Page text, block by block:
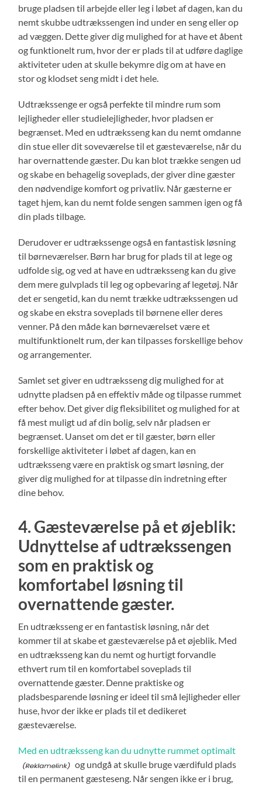
bruge pladsen til arbejde eller leg i løbet af dagen, kan du
nemt skubbe udtrækssengen ind under en seng eller op
ad væggen. Dette giver dig mulighed for at have et åbent
og funktionelt rum, hvor der er plads til at udføre daglige
aktiviteter uden at skulle bekymre dig om at have en
stor og klodset seng midt i det hele.
Udtrækssenge er også perfekte til mindre rum som
lejligheder eller studielejligheder, hvor pladsen er
begrænset. Med en udtræksseng kan du nemt omdanne
din stue eller dit soveværelse til et gæsteværelse, når du
har overnattende gæster. Du kan blot trække sengen ud
og skabe en behagelig soveplads, der giver dine gæster
den nødvendige komfort og privatliv. Når gæsterne er
taget hjem, kan du nemt folde sengen sammen igen og få
din plads tilbage.
Derudover er udtrækssenge også en fantastisk løsning
til børneværelser. Børn har brug for plads til at lege og
udfolde sig, og ved at have en udtræksseng kan du give
dem mere gulvplads til leg og opbevaring af legetøj. Når
det er sengetid, kan du nemt trække udtrækssengen ud
og skabe en ekstra soveplads til børnene eller deres
venner. På den måde kan børneværelset være et
multifunktionelt rum, der kan tilpasses forskellige behov
og arrangementer.
Samlet set giver en udtræksseng dig mulighed for at
udnytte pladsen på en effektiv måde og tilpasse rummet
efter behov. Det giver dig fleksibilitet og mulighed for at
få mest muligt ud af din bolig, selv når pladsen er
begrænset. Uanset om det er til gæster, børn eller
forskellige aktiviteter i løbet af dagen, kan en
udtræksseng være en praktisk og smart løsning, der
giver dig mulighed for at tilpasse din indretning efter
dine behov.
4. Gæsteværelse på et øjeblik:
Udnyttelse af udtrækssengen
som en praktisk og
komfortabel løsning til
overnattende gæster.
En udtræksseng er en fantastisk løsning, når det
kommer til at skabe et gæsteværelse på et øjeblik. Med
en udtræksseng kan du nemt og hurtigt forvandle
ethvert rum til en komfortabel soveplads til
overnattende gæster. Denne praktiske og
pladsbesparende løsning er ideel til små lejligheder eller
huse, hvor der ikke er plads til et dedikeret
gæsteværelse.
Med en udtræksseng kan du udnytte rummet optimalt
og undgå at skulle bruge værdifuld plads
til en permanent gæsteseng. Når sengen ikke er i brug,